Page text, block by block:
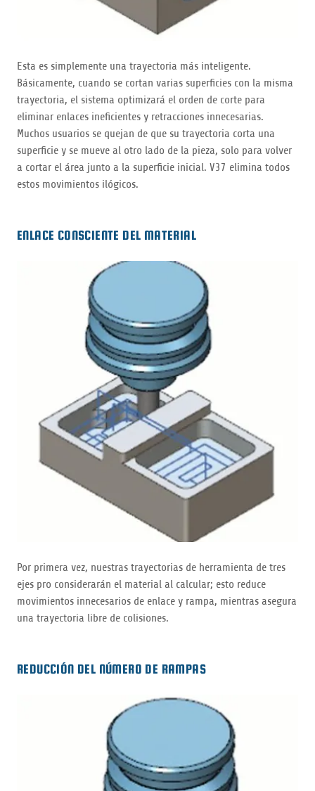
Esta es simplemente una trayectoria más inteligente.
Básicamente, cuando se cortan varias superficies con la misma
trayectoria, el sistema optimizará el orden de corte para
eliminar enlaces ineficientes y retracciones innecesarias.
Muchos usuarios se quejan de que su trayectoria corta una
superficie y se mueve al otro lado de la pieza, solo para volver
a cortar el área junto a la superficie inicial. V37 elimina todos
estos movimientos ilógicos.
ENLACE CONSCIENTE DEL MATERIAL
Por primera vez, nuestras trayectorias de herramienta de tres
ejes pro considerarán el material al calcular; esto reduce
movimientos innecesarios de enlace y rampa, mientras asegura
una trayectoria libre de colisiones.
REDUCCIÓN DEL NÚMERO DE RAMPAS